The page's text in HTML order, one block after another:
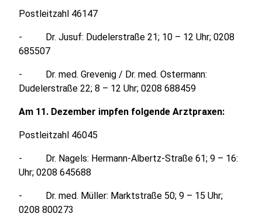
Postleitzahl 46147
- Dr. Jusuf: Dudelerstraße 21; 10 – 12 Uhr; 0208
685507
- Dr. med. Grevenig / Dr. med. Ostermann:
Dudelerstraße 22; 8 – 12 Uhr; 0208 688459
Am 11. Dezember impfen folgende Arztpraxen:
Postleitzahl 46045
- Dr. Nagels: Hermann-Albertz-Straße 61; 9 – 16:
Uhr; 0208 645688
- Dr. med. Müller: Marktstraße 50; 9 – 15 Uhr;
0208 800273